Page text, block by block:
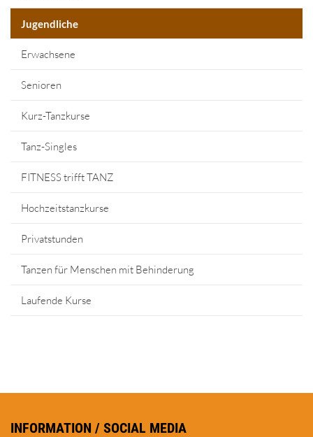
Jugendliche
Erwachsene
Senioren
Kurz-Tanzkurse
Tanz-Singles
FITNESS trifft TANZ
Hochzeitstanzkurse
Privatstunden
Tanzen für Menschen mit Behinderung
Laufende Kurse
INFORMATION / SOCIAL MEDIA